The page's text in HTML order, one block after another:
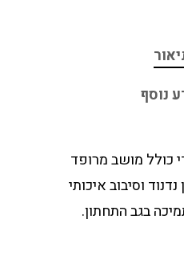
נוסף
כולל מושב מרופד
וסיבוב איכותי
בגב התחתון.